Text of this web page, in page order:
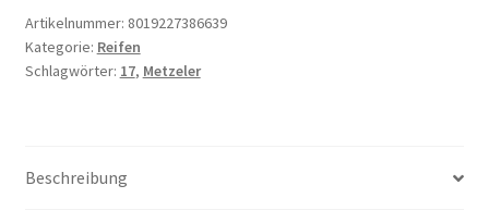
150/70
R
17
Menge
Artikelnummer: 8019227386639
Kategorie: Reifen
Schlagwörter: 17, Metzeler
Beschreibung